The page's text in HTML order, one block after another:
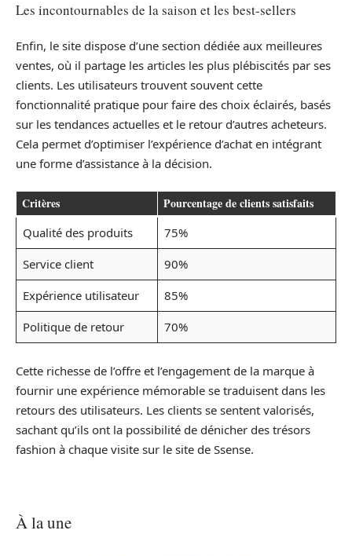
Les incontournables de la saison et les best-sellers
Enfin, le site dispose d’une section dédiée aux meilleures
ventes, où il partage les articles les plus plébiscités par ses
clients. Les utilisateurs trouvent souvent cette
fonctionnalité pratique pour faire des choix éclairés, basés
sur les tendances actuelles et le retour d’autres acheteurs.
Cela permet d’optimiser l’expérience d’achat en intégrant
une forme d’assistance à la décision.
Critères Pourcentage de clients satisfaits
Qualité des produits
75%
Service client
90%
Expérience utilisateur
85%
Politique de retour
70%
Cette richesse de l’offre et l’engagement de la marque à
fournir une expérience mémorable se traduisent dans les
retours des utilisateurs. Les clients se sentent valorisés,
sachant qu’ils ont la possibilité de dénicher des trésors
fashion à chaque visite sur le site de Ssense.
À la une